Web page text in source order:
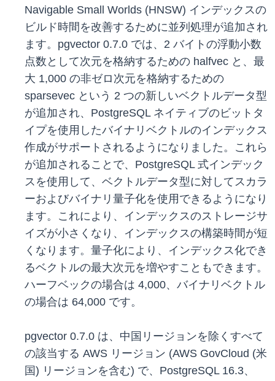
Navigable Small Worlds (HNSW) インデックスの
ビルド時間を改善するために並列処理が追加され
ます。pgvector 0.7.0 では、2 バイトの浮動小数
点数として次元を格納するための halfvec と、最
大 1,000 の非ゼロ次元を格納するための
sparsevec という 2 つの新しいベクトルデータ型
が追加され、PostgreSQL ネイティブのビットタ
イプを使用したバイナリベクトルのインデックス
作成がサポートされるようになりました。これら
が追加されることで、PostgreSQL 式インデック
スを使用して、ベクトルデータ型に対してスカラ
ーおよびバイナリ量子化を使用できるようになり
ます。これにより、インデックスのストレージサ
イズが小さくなり、インデックスの構築時間が短
くなります。量子化により、インデックス化でき
るベクトルの最大次元を増やすこともできます。
ハーフベックの場合は 4,000、バイナリベクトル
の場合は 64,000 です。
pgvector 0.7.0 は、中国リージョンを除くすべて
の該当する AWS リージョン (AWS GovCloud (米
国) リージョンを含む) で、PostgreSQL 16.3、